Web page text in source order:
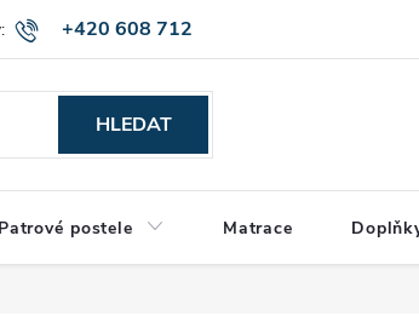
+420 608 712
Montáž a výnos zboží
HLEDAT
Patrové postele Matrace